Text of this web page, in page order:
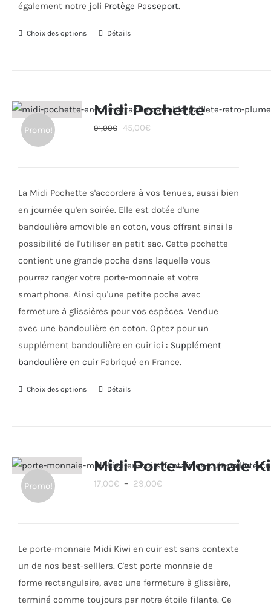
également notre joli Protège Passeport.
Choix des options
Ce
variations.
Les
choisies
sur
la
Détails
Promo!
Midi Pochette
91,00€
Le
91,00€.
45,00€Le
45,00€.
La Midi Pochette s'accordera à vos tenues, aussi bien
en journée qu'en soirée. Elle est dotée d'une
bandoulière amovible en coton, vous offrant ainsi la
possibilité de l'utiliser en petit sac. Cette pochette
contient une grande poche dans laquelle vous
pourrez ranger votre porte-monnaie et votre
smartphone. Ainsi qu'une petite poche avec
fermeture à glissières pour vos espèces. Vendue
avec une bandoulière en coton. Optez pour un
supplément bandoulière en cuir ici : Supplément
bandoulière en cuirFabriqué en France.
Choix des options
Ce
variations.
Les
choisies
sur
page
Détails
Promo!
Midi Porte-Monnaie
17,00€ – 29,00€Plage
à
29,00€
Le porte-monnaie Midi Kiwi en cuir est sans contexte
un de nos best-selllers. C'est porte monnaie de
forme rectangulaire, avec une fermeture à glissière,
terminé comme toujours par notre étoile filante. Ce